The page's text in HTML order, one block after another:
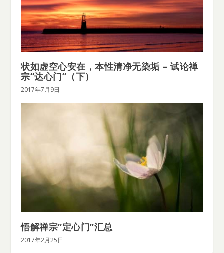
状如虚空心安在，本性清净无染垢 – 试论禅
宗“达心门”（下）
2017年7月9日
悟解禅宗“定心门”汇总
2017年2月25日